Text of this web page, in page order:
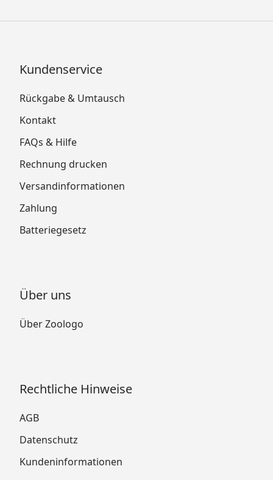
Kundenservice
Rückgabe & Umtausch
Kontakt
FAQs & Hilfe
Rechnung drucken
Versandinformationen
Zahlung
Batteriegesetz
Über uns
Über Zoologo
Rechtliche Hinweise
AGB
Datenschutz
Kundeninformationen